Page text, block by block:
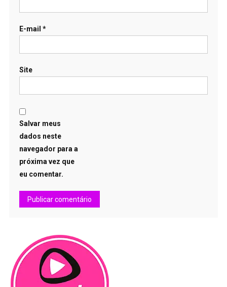
E-mail *
Site
Salvar meus
dados neste
navegador para a
próxima vez que
eu comentar.